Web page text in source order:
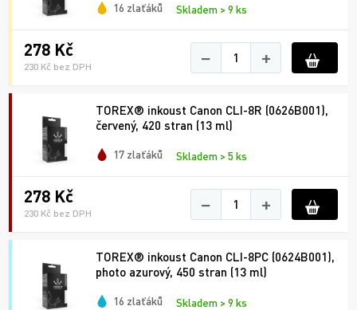
16 zlaťáků Skladem > 9 ks
278 Kč
230 Kč bez DPH − +
TOREX® inkoust Canon CLI-8R (0626B001),
červený, 420 stran (13 ml)
17 zlaťáků Skladem > 5 ks
278 Kč
230 Kč bez DPH − +
TOREX® inkoust Canon CLI-8PC (0624B001),
photo azurový, 450 stran (13 ml)
16 zlaťáků Skladem > 9 ks